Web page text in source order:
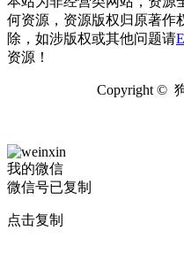
何资源，资源版权归原著作
除，如涉版权或其他问题请
资源！
Copyright ©
我的微信
微信号已复制
点击复制